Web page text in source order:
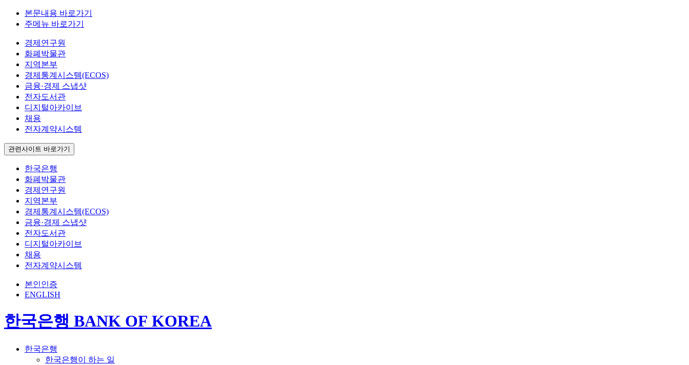
본문내용 바로가기
주메뉴 바로가기
경제연구원
화폐박물관
지역본부
경제통계시스템(ECOS)
금융·경제 스냅샷
전자도서관
디지털아카이브
채용
전자계약시스템
관련사이트 바로가기
한국은행
화폐박물관
경제연구원
지역본부
경제통계시스템(ECOS)
금융·경제 스냅샷
전자도서관
디지털아카이브
채용
전자계약시스템
본인인증
ENGLISH
한국은행 BANK OF KOREA
한국은행
한국은행이 하는 일